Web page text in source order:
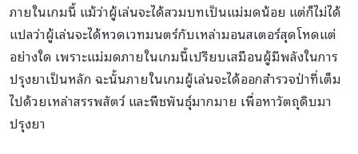
ภายในเกมนี้ แม้ว่าผู้เล่นจะได้สวมบทเป็นแม่มดน้อย แต่ก็ไม่ได้
แปลว่าผู้เล่นจะได้หวดเวทมนตร์กับเหล่ามอนสเตอร์สุดโหดแต่
อย่างใด เพราะแม่มดภายในเกมนี้เปรียบเสมือนผู้มีพลังในการ
ปรุงยาเป็นหลัก ฉะนั้นภายในเกมผู้เล่นจะได้ออกสำรวจป่าที่เต็ม
ไปด้วยเหล่าสรรพสัตว์ และพืชพันธุ์มากมาย เพื่อหาวัตถุดิบมา
ปรุงยา